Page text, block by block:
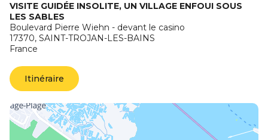
VISITE GUIDÉE INSOLITE, UN VILLAGE ENFOUI SOUS
LES SABLES
Boulevard Pierre Wiehn - devant le casino
17370, SAINT-TROJAN-LES-BAINS
France
Itinéraire